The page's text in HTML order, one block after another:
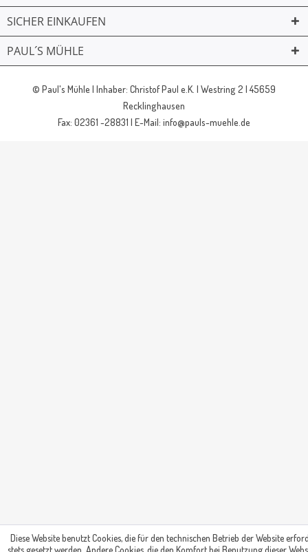
SICHER EINKAUFEN
PAUL´S MÜHLE
© Paul's Mühle | Inhaber: Christof Paul e.K. | Westring 2 | 45659
Recklinghausen
Fax: 02361 -28831 | E-Mail: info@pauls-muehle.de
Diese Website benutzt Cookies, die für den technischen Betrieb der Website
stets gesetzt werden. Andere Cookies, die den Komfort bei Benutzung dieser